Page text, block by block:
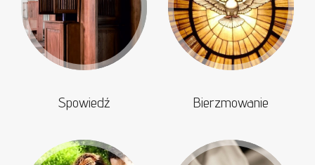
Spowiedź Bierzmowanie